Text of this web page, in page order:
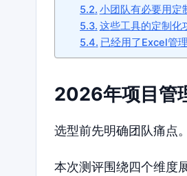
小团队有必要用定
这些工具的定制化
已经用了Excel管
2026年项目管
选型前先明确团队痛点
本次测评围绕四个维度